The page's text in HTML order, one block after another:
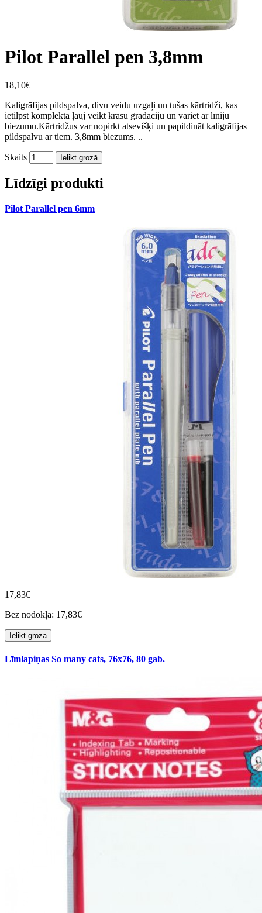
Pilot Parallel pen 3,8mm
18,10€
Kaligrāfijas pildspalva, divu veidu uzgaļi un tušas kārtridži, kas
ietilpst komplektā ļauj veikt krāsu gradāciju un variēt ar līniju
biezumu.Kārtridžus var nopirkt atsevišķi un papildināt kaligrāfijas
pildspalvu ar tiem. 3,8mm biezums. ..
Skaits Ielikt grozā
Līdzīgi produkti
Pilot Parallel pen 6mm
17,83€
Bez nodokļa: 17,83€
Ielikt grozā
Līmlapiņas So many cats, 76x76, 80 gab.